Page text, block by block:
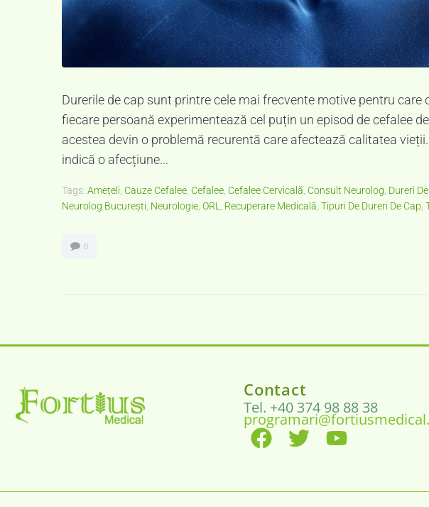
Durerile de cap sunt printre cele mai frecvente motive pentru care
fiecare persoană experimentează cel puțin un episod de cefalee
acestea devin o problemă recurentă care afectează calitatea
indică o afecțiune...
Tags: Amețeli, Cauze Cefalee, Cefalee, Cefalee Cervicală, Consult Neurolog, Dureri
Neurolog București, Neurologie, ORL, Recuperare Medicală, Tipuri De Dureri De Cap,
0
Contact
Tel. +40 374 98 88 38